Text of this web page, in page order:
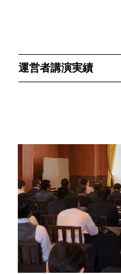
運営者講演実績